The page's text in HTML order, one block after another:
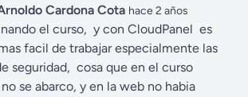
Cardona Cota hace 2 años
el curso, y con CloudPanel es
facil de trabajar especialmente las
seguridad, cosa que en el curso
se abarco, y en la web no habia